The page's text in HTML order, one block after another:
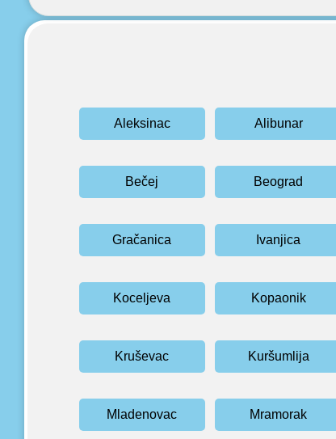
Aleksinac Alibunar
Bečej Beograd
Gračanica Ivanjica
Koceljeva Kopaonik
Kruševac Kuršumlija
Mladenovac Mramorak